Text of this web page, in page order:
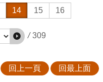
14 15 16
/ 309
回上一頁 回最上面